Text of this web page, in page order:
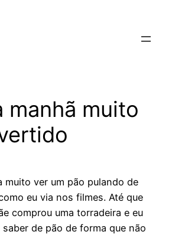
manhã muito
muito ver um pão pulando de
eu via nos filmes. Até que
comprou uma torradeira e eu
de pão de forma que não